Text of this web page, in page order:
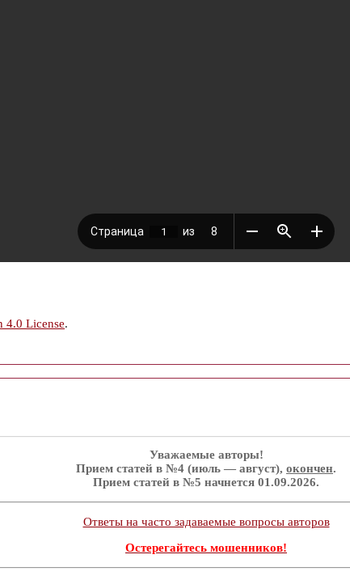
4.0 License.
Уважаемые авторы!
Прием статей в №4 (июль — август), окончен.
Прием статей в №5 начнется 01.09.2026.
Ответы на часто задаваемые вопросы авторов
Остерегайтесь мошенников!